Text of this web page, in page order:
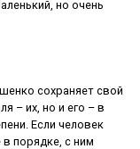
но очень
сохраняет свой
– их, но и его – в
Если человек
в порядке, с ним